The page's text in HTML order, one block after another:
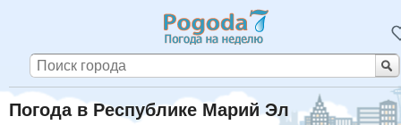
Погода в Республике Марий Эл